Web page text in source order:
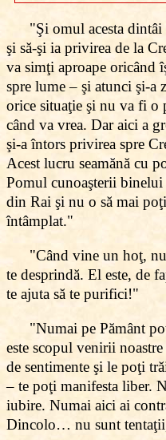
"Şi omul acesta dintâi
şi să-şi ia privirea de la
va simţi aproape oricând
spre lume – şi atunci şi-a
orice situaţie şi nu va fi o
când va vrea. Dar aici a
şi-a întors privirea spre
Acest lucru seamănă cu
Pomul cunoaşterii
din Rai şi nu o să mai
întâmplat."
"Când vine un hoţ,
te desprindă. El este, de
te ajuta să te purifici!"
"Numai pe Pământ
este scopul venirii
de sentimente şi le poţi
– te poţi manifesta liber.
iubire. Numai aici ai
Dincolo… nu sunt